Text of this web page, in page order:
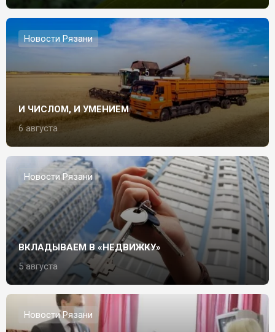
Новости Рязани
И ЧИСЛОМ, И УМЕНИЕМ
6 августа
Новости Рязани
ВКЛАДЫВАЕМ В «НЕДВИЖКУ»
5 августа
Новости Рязани